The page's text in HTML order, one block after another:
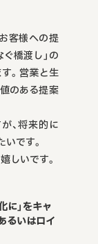
客様への提
橋渡し」の
。営業と生
のある提案
、将来的に
です。
しいです。
に」をキャ
るいはロイ